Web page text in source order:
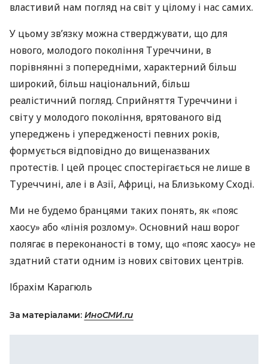
властивий нам погляд на світ у цілому і нас самих.
У цьому зв’язку можна стверджувати, що для
нового, молодого покоління Туреччини, в
порівнянні з попередніми, характерний більш
широкий, більш національний, більш
реалістичний погляд. Сприйняття Туреччини і
світу у молодого покоління, врятованого від
упереджень і упередженості певних років,
формується відповідно до вищеназваних
протестів. І цей процес спостерігається не лише в
Туреччині, але і в Азії, Африці, на Близькому Сході.
Ми не будемо бранцями таких понять, як «пояс
хаосу» або «лінія розлому». Основний наш ворог
полягає в переконаності в тому, що «пояс хаосу» не
здатний стати одним із нових світових центрів.
Ібрахім Карагюль
За матеріалами: ИноСМИ.ru